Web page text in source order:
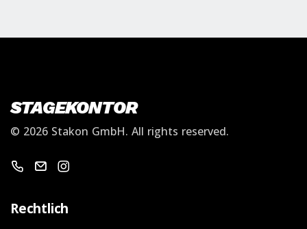
STAGEKONTOR
© 2026 Stakon GmbH. All rights reserved.
Warenkorb
Email schicken
Rechtlich